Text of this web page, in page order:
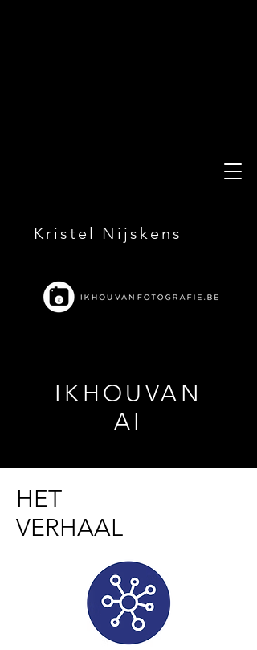
Kristel Nijskens
IKHOUVAN
AI
HET
VERHAAL